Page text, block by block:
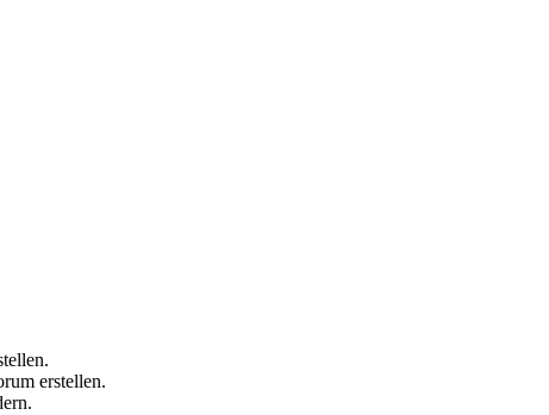
erstellen.